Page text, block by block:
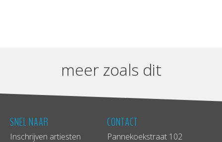
meer zoals dit
SNEL NAAR
Inschrijven artiesten
CONTACT
Pannekoekstraat 102